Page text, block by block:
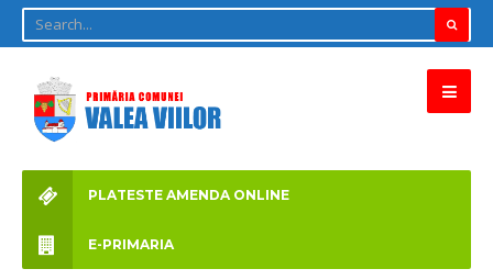
PLATESTE AMENDA ONLINE
E-PRIMARIA